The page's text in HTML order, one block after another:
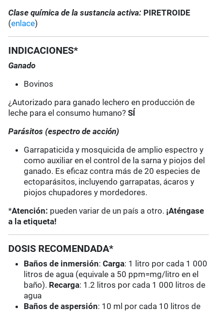
Clase química de la sustancia activa: PIRETROIDE
(enlace)
INDICACIONES*
Ganado
Bovinos
¿Autorizado para ganado lechero en producción de
leche para el consumo humano?SÍ
Parásitos (espectro de acción)
Garrapaticida y mosquicida de amplio espectro y
como auxiliar en el control de la sarna y piojos del
ganado. Es eficaz contra más de 20 especies de
ectoparásitos, incluyendo garrapatas, ácaros y
piojos chupadores y mordedores.
*Atención: pueden variar de un país a otro. ¡Aténgase
a la etiqueta!
DOSIS RECOMENDADA*
Baños de inmersión:Carga: 1 litro por cada 1 000
litros de agua (equivale a 50 ppm=mg/litro en el
baño). Recarga: 1.2 litros por cada 1 000 litros de
agua
Baños de aspersión: 10 ml por cada 10 litros de